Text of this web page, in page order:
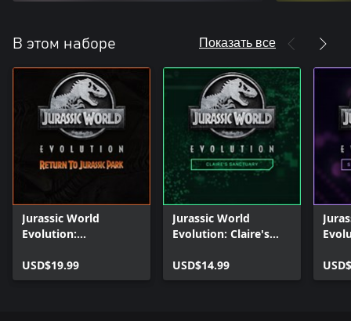
В этом наборе Показать все
Jurassic World
Evolution:
Парк Юрского
Периода
USD$19.99
Jurassic World
Evolution: Claire's
USD$14.99